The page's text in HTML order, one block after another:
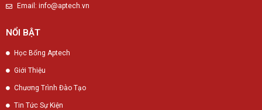
Email: info@aptech.vn
NỔI BẬT
Học Bổng Aptech
Giới Thiệu
Chương Trình Đào Tạo
Tin Tức Sự Kiện